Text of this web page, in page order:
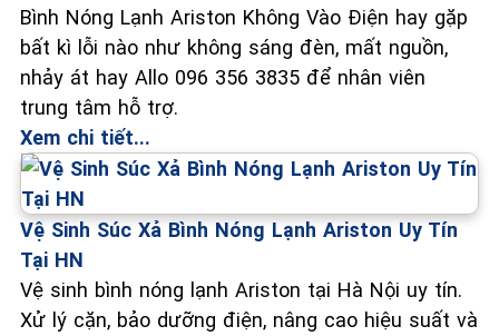
Bình Nóng Lạnh Ariston Không Vào Điện hay gặp
bất kì lỗi nào như không sáng đèn, mất nguồn,
nhảy át hay Allo 096 356 3835 để nhân viên
trung tâm hỗ trợ.
Xem chi tiết...
Vệ Sinh Súc Xả Bình Nóng Lạnh Ariston Uy Tín
Tại HN
Vệ sinh bình nóng lạnh Ariston tại Hà Nội uy tín.
Xử lý cặn, bảo dưỡng điện, nâng cao hiệu suất và